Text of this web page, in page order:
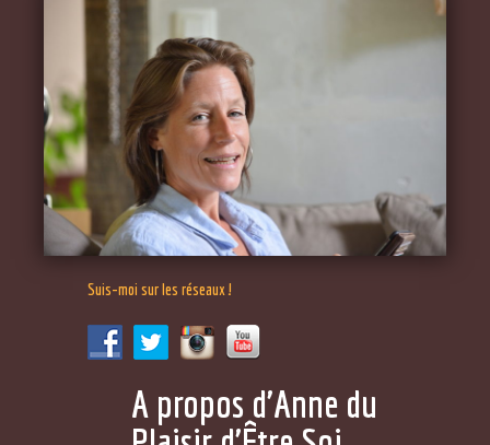
Suis-moi sur les réseaux !
A propos d'Anne du